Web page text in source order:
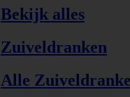
Bekijk alles
Zuiveldranken
Alle